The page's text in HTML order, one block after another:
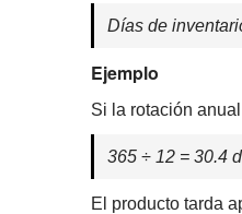
Días de
Ejemplo
Si la rotación
365 ÷ 12 = 30.4
El producto tarda